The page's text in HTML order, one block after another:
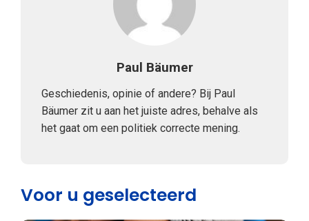
Paul Bäumer
Geschiedenis, opinie of andere? Bij Paul
Bäumer zit u aan het juiste adres, behalve als
het gaat om een politiek correcte mening.
Voor u geselecteerd